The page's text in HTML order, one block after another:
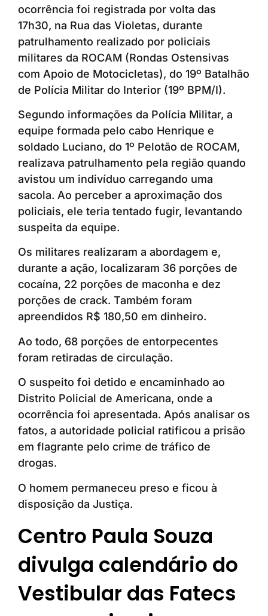
ocorrência foi registrada por volta das
17h30, na Rua das Violetas, durante
patrulhamento realizado por policiais
militares da ROCAM (Rondas Ostensivas
com Apoio de Motocicletas), do 19º Batalhão
de Polícia Militar do Interior (19º BPM/I).
Segundo informações da Polícia Militar, a
equipe formada pelo cabo Henrique e
soldado Luciano, do 1º Pelotão de ROCAM,
realizava patrulhamento pela região quando
avistou um indivíduo carregando uma
sacola. Ao perceber a aproximação dos
policiais, ele teria tentado fugir, levantando
suspeita da equipe.
Os militares realizaram a abordagem e,
durante a ação, localizaram 36 porções de
cocaína, 22 porções de maconha e dez
porções de crack. Também foram
apreendidos R$ 180,50 em dinheiro.
Ao todo, 68 porções de entorpecentes
foram retiradas de circulação.
O suspeito foi detido e encaminhado ao
Distrito Policial de Americana, onde a
ocorrência foi apresentada. Após analisar os
fatos, a autoridade policial ratificou a prisão
em flagrante pelo crime de tráfico de
drogas.
O homem permaneceu preso e ficou à
disposição da Justiça.
Centro Paula Souza
divulga calendário do
Vestibular das Fatecs